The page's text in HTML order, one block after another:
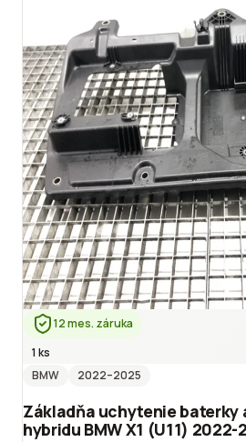
12 mes. záruka
1 ks
BMW
2022–2025
Základňa uchytenie baterky
hybridu BMW X1 (U11)